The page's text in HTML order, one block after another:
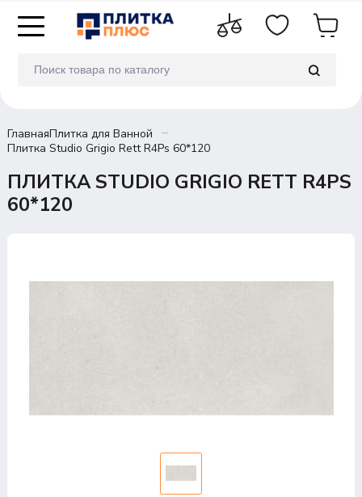
ГлавнаяПлитка для Ванной
Плитка Studio Grigio Rett R4Ps 60*120
ПЛИТКА STUDIO GRIGIO RETT R4PS
60*120